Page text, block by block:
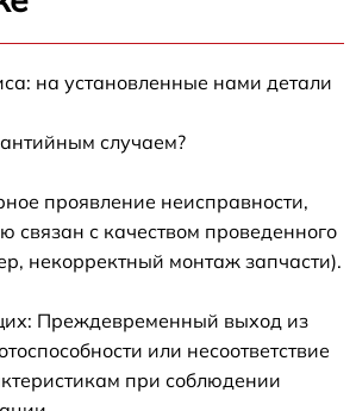
на установленные нами детали
случаем?
проявление неисправности,
связан с качеством проведенного
некорректный монтаж запчасти).
Преждевременный выход из
или несоответствие
при соблюдении